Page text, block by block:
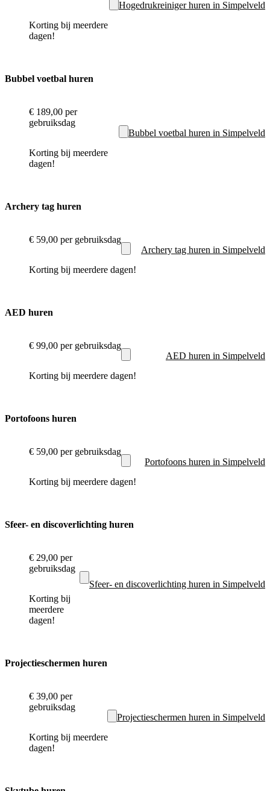
Korting bij meerdere
dagen!
Hogedrukreiniger huren in Simpelveld
Bubbel voetbal huren
€ 189,00 per
gebruiksdag
Korting bij meerdere
dagen!
Bubbel voetbal huren in Simpelveld
Archery tag huren
€ 59,00 per gebruiksdag
Korting bij meerdere dagen!
Archery tag huren in Simpelveld
AED huren
€ 99,00 per gebruiksdag
Korting bij meerdere dagen!
AED huren in Simpelveld
Portofoons huren
€ 59,00 per gebruiksdag
Korting bij meerdere dagen!
Portofoons huren in Simpelveld
Sfeer- en discoverlichting huren
€ 29,00 per
gebruiksdag
Korting bij
meerdere
dagen!
Sfeer- en discoverlichting huren in Simpelveld
Projectieschermen huren
€ 39,00 per
gebruiksdag
Korting bij meerdere
dagen!
Projectieschermen huren in Simpelveld